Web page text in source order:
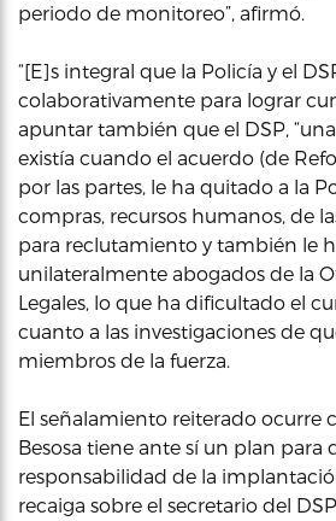
periodo de monitoreo”, afirmó.
“[E]s integral que la Policía y el
colaborativamente para lograr
apuntar también que el DSP,
existía cuando el acuerdo (de
por las partes, le ha quitado a la
compras, recursos humanos, de
para reclutamiento y también le
unilateralmente abogados de la
Legales, lo que ha dificultado el
cuanto a las investigaciones de
miembros de la fuerza.
El señalamiento reiterado ocurre
Besosa tiene ante sí un plan para
responsabilidad de la
recaiga sobre el secretario del